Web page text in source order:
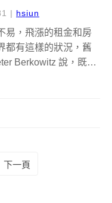
| hsiun
易，飛漲的租金和房
都有這樣的狀況，舊
Berkowitz 說，既然
下一頁